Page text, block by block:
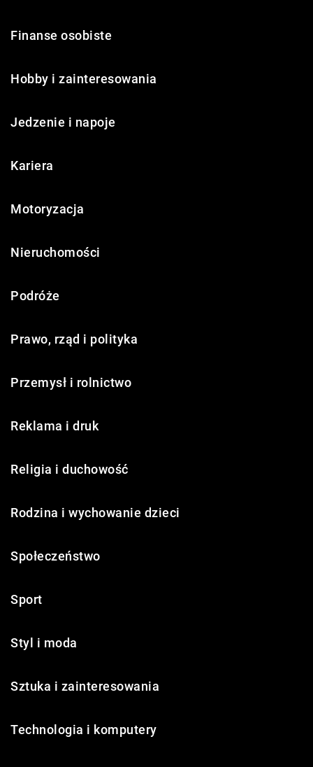
Finanse osobiste
Hobby i zainteresowania
Jedzenie i napoje
Kariera
Motoryzacja
Nieruchomości
Podróże
Prawo, rząd i polityka
Przemysł i rolnictwo
Reklama i druk
Religia i duchowość
Rodzina i wychowanie dzieci
Społeczeństwo
Sport
Styl i moda
Sztuka i zainteresowania
Technologia i komputery